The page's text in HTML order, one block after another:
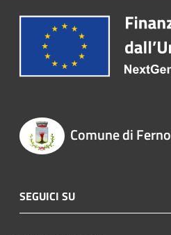
Comune di Ferno
SEGUICI SU